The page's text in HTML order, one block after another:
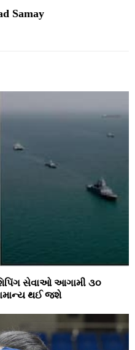
Samay
શિપિંગ સેવાઓ આગામી ૩૦
થઈ જશે